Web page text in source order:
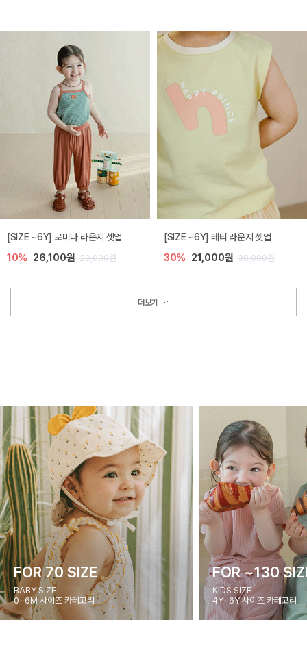
[SIZE ~6Y] 로미나 라운지 셋업
10% 26,100원 29,000원
[SIZE ~6Y] 레티 라운지 셋업
30% 21,000원 30,000원
더보기
FOR 70 SIZE
BABY SIZE
0~6M 사이즈 카테고리
FOR ~130
KIDS SIZE
4Y~6Y 사이즈 카테고리